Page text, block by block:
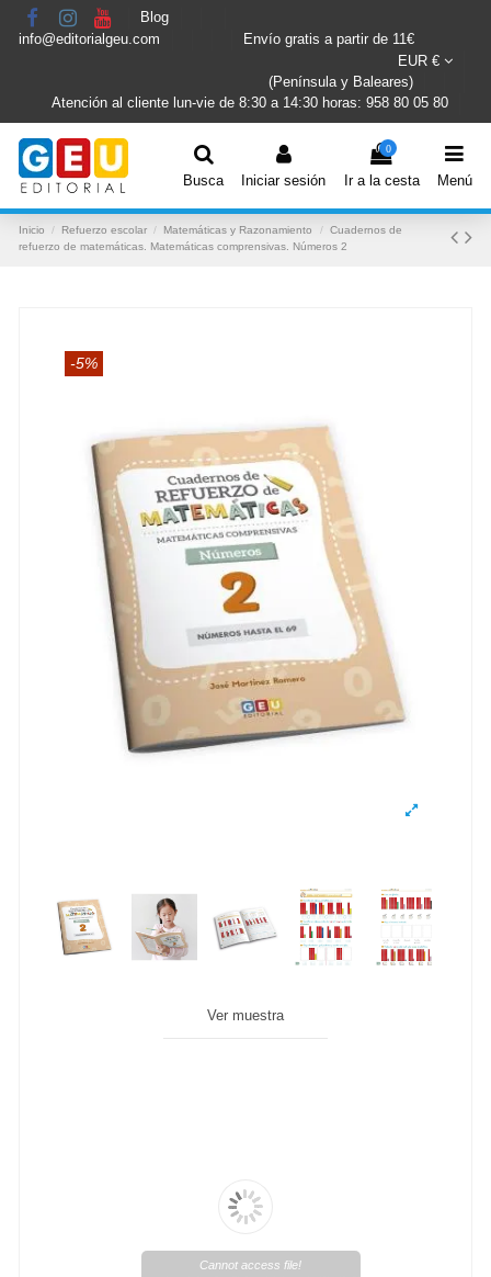
Blog
info@editorialgeu.com
Envío gratis a partir de 11€
EUR €
(Península y Baleares)
Atención al cliente lun-vie de 8:30 a 14:30 horas: 958 80 05 80
Busca Iniciar sesión
0
Ir a la cesta Menú
Inicio Refuerzo escolar Matemáticas y Razonamiento
Cuadernos de
refuerzo de matemáticas. Matemáticas comprensivas. Números 2
-5%
Ver muestra
Cannot access file!